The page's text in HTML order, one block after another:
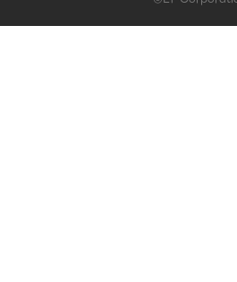
このコンテンツは掲載が終了しまし